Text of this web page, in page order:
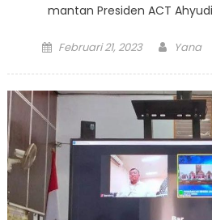
mantan Presiden ACT
Posted
Februari 21, 2023 Author
Yana